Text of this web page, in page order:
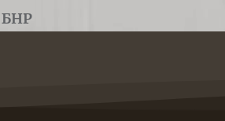
БНР